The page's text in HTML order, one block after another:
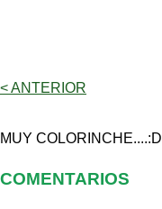
< ANTERIOR
MUY COLORINCHE....:D
COMENTARIOS